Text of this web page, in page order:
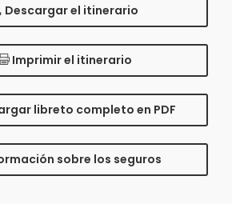
Descargar el itinerario
Imprimir el itinerario
libreto completo en PDF
sobre los seguros